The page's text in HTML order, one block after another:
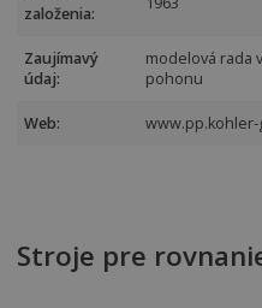
založenia:
Zaujímavý
údaj:
modelová rada
pohonu
Web: www.pp.kohler-
Stroje pre